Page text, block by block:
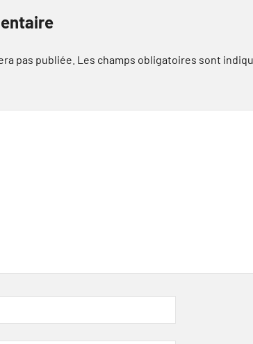
pas publiée. Les champs obligatoires sont